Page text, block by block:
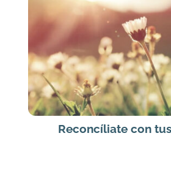
Reconcíliate con